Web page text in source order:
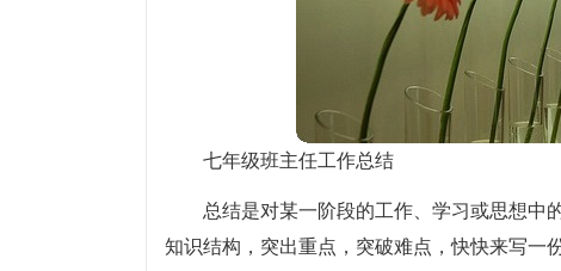
七年级班主任工作总结
总结是对某一阶段的工作、学习或思想中
知识结构，突出重点，突破难点，快快来写一